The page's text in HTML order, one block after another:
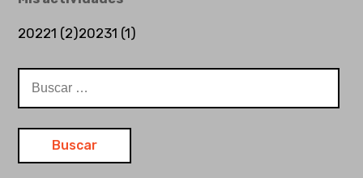
20221 (2)20231 (1)